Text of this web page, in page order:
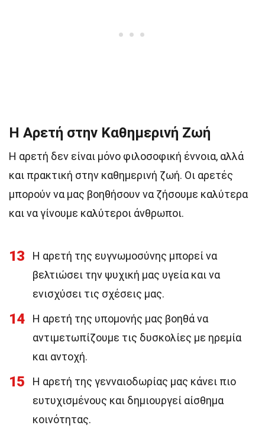
Η Αρετή στην Καθημερινή Ζωή
Η αρετή δεν είναι μόνο φιλοσοφική έννοια, αλλά
και πρακτική στην καθημερινή ζωή. Οι αρετές
μπορούν να μας βοηθήσουν να ζήσουμε καλύτερα
και να γίνουμε καλύτεροι άνθρωποι.
13
Η αρετή της ευγνωμοσύνης μπορεί να
βελτιώσει την ψυχική μας υγεία και να
ενισχύσει τις σχέσεις μας.
14
Η αρετή της υπομονής μας βοηθά να
αντιμετωπίζουμε τις δυσκολίες με ηρεμία
και αντοχή.
15
Η αρετή της γενναιοδωρίας μας κάνει πιο
ευτυχισμένους και δημιουργεί αίσθημα
κοινότητας.